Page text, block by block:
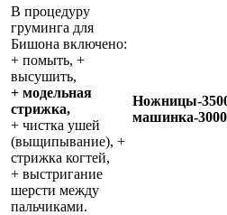
В процедуру
груминга для
Бишона включено:
+ помыть, +
высушить,
+ модельная
стрижка,
+ чистка ушей
(выщипывание), +
стрижка когтей,
+ выстригание
шерсти между
пальчиками.
Ножницы-
машинка-